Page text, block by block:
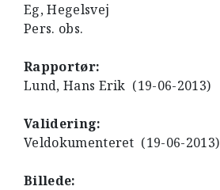
Eg, Hegelsvej
Pers. obs.
Rapportør:
Lund, Hans Erik (19-06-2013)
Validering:
Veldokumenteret (19-06-2013)
Billede: